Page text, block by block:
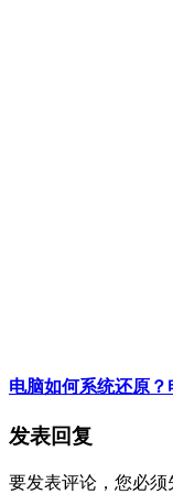
电脑如何系统还原
发表回复
要发表评论，您必须